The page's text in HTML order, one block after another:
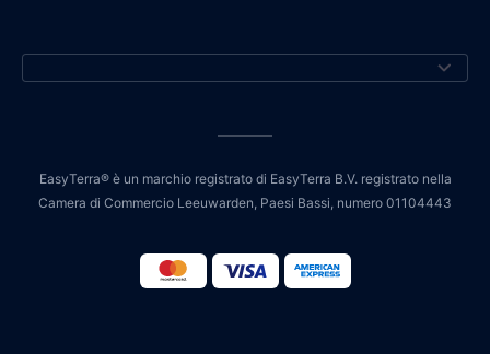
EasyTerra® è un marchio registrato di EasyTerra B.V. registrato nella
Camera di Commercio Leeuwarden, Paesi Bassi, numero 01104443